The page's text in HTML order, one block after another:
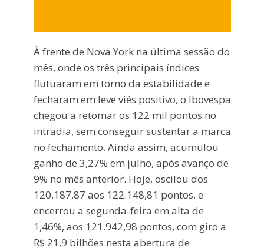
À frente de Nova York na última sessão do
mês, onde os três principais índices
flutuaram em torno da estabilidade e
fecharam em leve viés positivo, o Ibovespa
chegou a retomar os 122 mil pontos no
intradia, sem conseguir sustentar a marca
no fechamento. Ainda assim, acumulou
ganho de 3,27% em julho, após avanço de
9% no mês anterior. Hoje, oscilou dos
120.187,87 aos 122.148,81 pontos, e
encerrou a segunda-feira em alta de
1,46%, aos 121.942,98 pontos, com giro a
R$ 21,9 bilhões nesta abertura de